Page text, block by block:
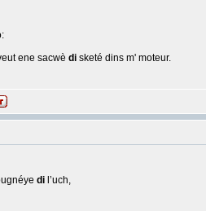
ene sacwè di sketé dins m' moteur.
di l’uch,